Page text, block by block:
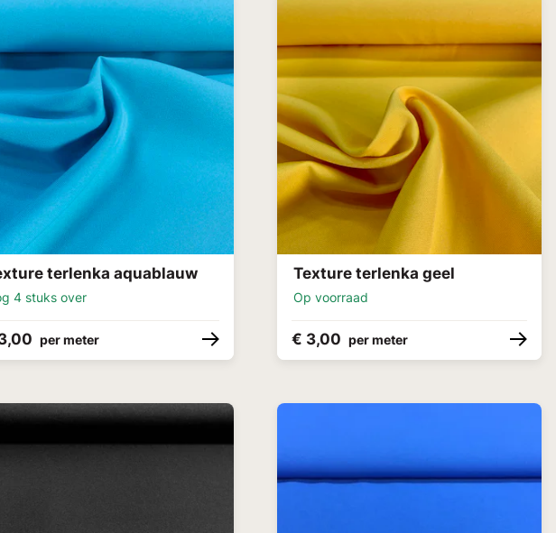
terlenka aquablauw
4 stuks over
per meter
Texture terlenka geel
Op voorraad
€ 3,00 per meter